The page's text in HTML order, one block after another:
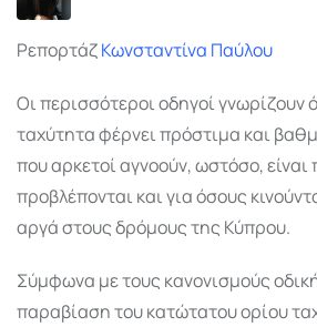
ΡεπορτάζΚωνσταντίνα Παύλου
Οι περισσότεροι οδηγοί γνωρίζουν
ταχύτητα φέρνει πρόστιμα και
που αρκετοί αγνοούν, ωστόσο,
προβλέπονται και για όσους
αργά στους δρόμους της Κύπρου.
Σύμφωνα με τους κανονισμούς
παραβίαση του κατώτατου ορίου